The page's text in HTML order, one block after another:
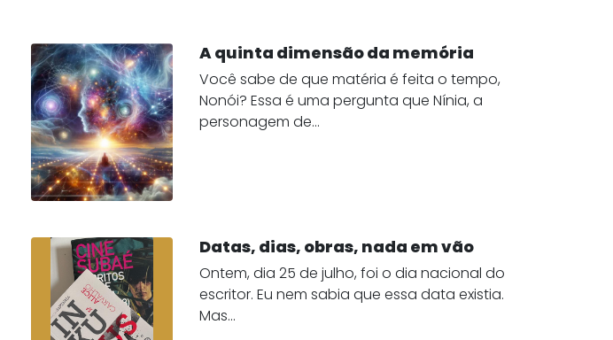
A quinta dimensão da memória
Você sabe de que matéria é feita o tempo,
Nonói? Essa é uma pergunta que Nínia, a
personagem de...
Datas, dias, obras, nada em vão
Ontem, dia 25 de julho, foi o dia nacional do
escritor. Eu nem sabia que essa data existia.
Mas...